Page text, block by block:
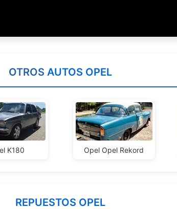
OTROS AUTOS OPEL
K180 Opel Opel Rekord
REPUESTOS OPEL